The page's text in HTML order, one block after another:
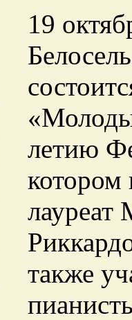
19
летию
котором
лауреат
также